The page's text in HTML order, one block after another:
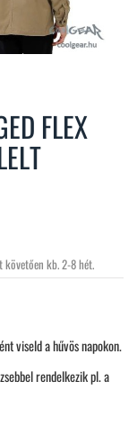
FLEX
követően kb. 2-8 hét.
viseld a hűvös napokon.
rendelkezik pl. a